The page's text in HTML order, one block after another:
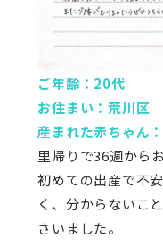
ご年齢：20代
お住まい：荒川区
産まれた赤ちゃん
里帰りで36週から
初めての出産で不
く、分からないこ
さいました。